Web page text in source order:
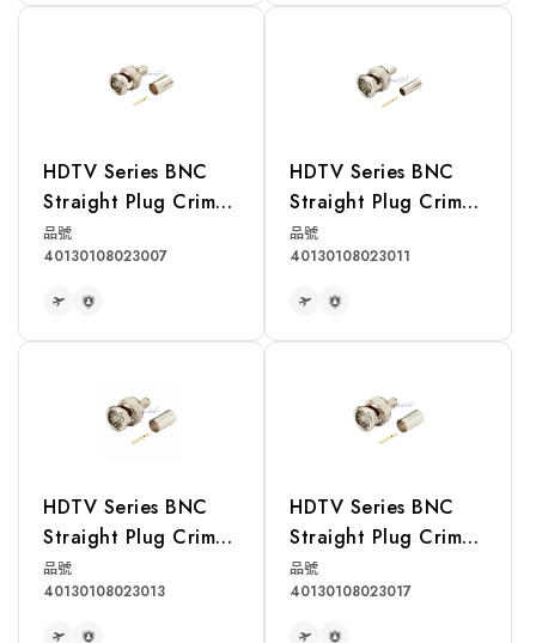
HDTV Series BNC
Straight Plug Crimp
for 1694A Cable
品號
40130108023007
HDTV Series BNC
Straight Plug Crimp
for 1855A Cable
品號
40130108023011
HDTV Series BNC
Straight Plug Crimp
for 1505A Cable
品號
40130108023013
HDTV Series BNC
Straight Plug Crimp
for 7855A Cable
品號
40130108023017